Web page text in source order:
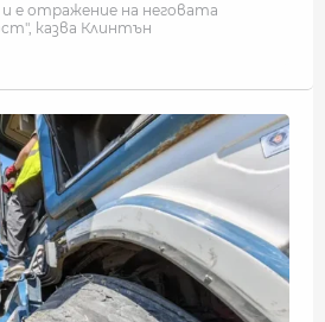
и е отражение на неговата
казва Клинтън